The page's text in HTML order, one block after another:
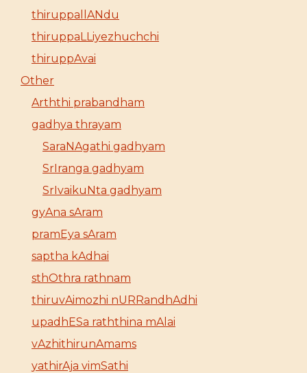
thiruppallANdu
thiruppaLLiyezhuchchi
thiruppAvai
Other
Arththi prabandham
gadhya thrayam
SaraNAgathi gadhyam
SrIranga gadhyam
SrIvaikuNta gadhyam
gyAna sAram
pramEya sAram
saptha kAdhai
sthOthra rathnam
thiruvAimozhi nURRandhAdhi
upadhESa raththina mAlai
vAzhithirunAmams
yathirAja vimSathi